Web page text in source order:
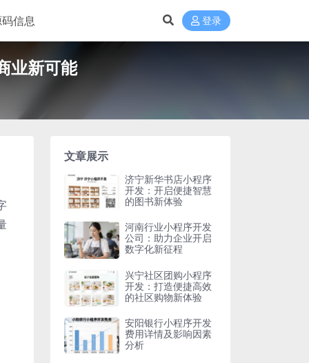
信息 登录
业新可能
文章展示
济宁新华书店小程序
开发：开启便捷智慧
的图书新体验
河南行业小程序开发
公司：助力企业开启
数字化新征程
兴宁社区团购小程序
开发：打造便捷高效
的社区购物新体验
安阳银行小程序开发
费用详情及影响因素
分析